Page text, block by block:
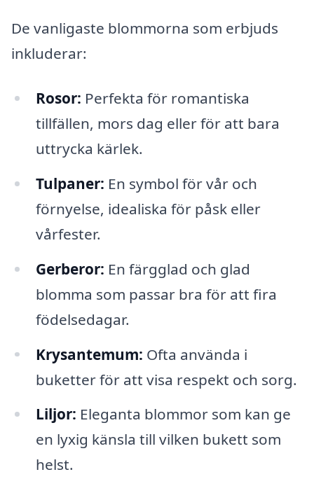
De vanligaste blommorna som erbjuds
inkluderar:
Rosor: Perfekta för romantiska
tillfällen, mors dag eller för att bara
uttrycka kärlek.
Tulpaner: En symbol för vår och
förnyelse, idealiska för påsk eller
vårfester.
Gerberor: En färgglad och glad
blomma som passar bra för att fira
födelsedagar.
Krysantemum: Ofta använda i
buketter för att visa respekt och sorg.
Liljor: Eleganta blommor som kan ge
en lyxig känsla till vilken bukett som
helst.